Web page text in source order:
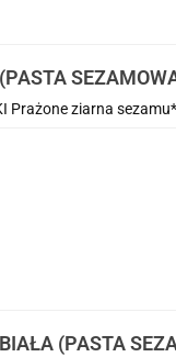
Prażone ziarna
(PASTA